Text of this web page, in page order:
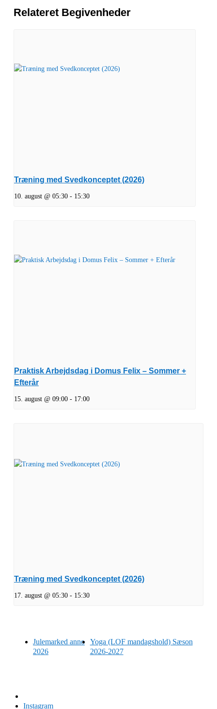
Relateret Begivenheder
Træning med Svedkonceptet (2026)
10. august @ 05:30 - 15:30
Praktisk Arbejdsdag i Domus Felix – Sommer +
Efterår
15. august @ 09:00 - 17:00
Træning med Svedkonceptet (2026)
17. august @ 05:30 - 15:30
Julemarked anno
2026
Yoga (LOF mandagshold) Sæson
2026-2027
Instagram